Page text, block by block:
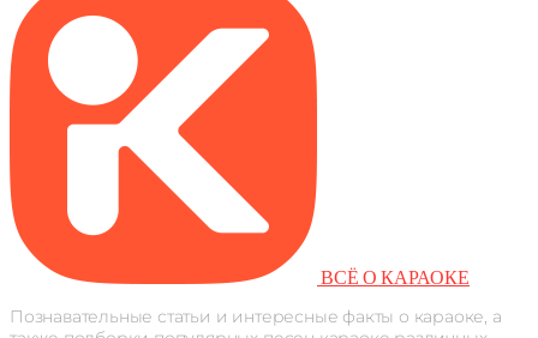
ВСЁ О КАРАОКЕ
Познавательные статьи и интересные факты о караоке, а